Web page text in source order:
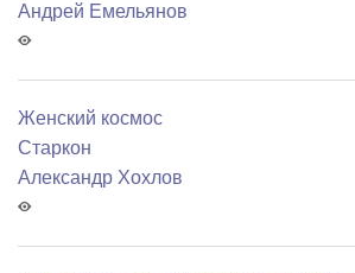
Андрей Емельянов
Женский космос
Старкон
Александр Хохлов